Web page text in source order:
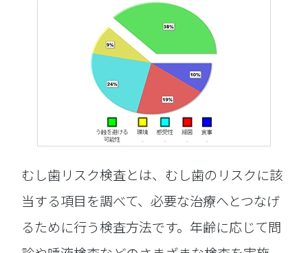
むし歯リスク検査とは、むし歯のリスクに該
当する項目を調べて、必要な治療へとつなげ
るために行う検査方法です。年齢に応じて問